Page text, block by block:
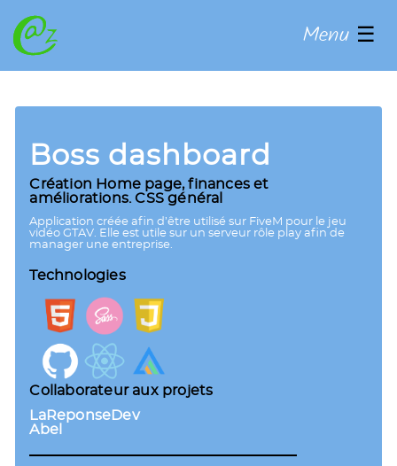
Menu ☰
Boss dashboard
Création Home page, finances et
améliorations. CSS général
Application créée afin d’être utilisé sur FiveM pour le jeu
vidéo GTAV. Elle est utile sur un serveur rôle play afin de
manager une entreprise.
Technologies
Collaborateur aux projets
LaReponseDev
Abel